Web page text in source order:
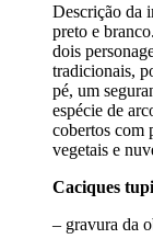
Descrição da
preto e
dois
tradicionais,
pé, um
espécie de
cobertos com
vegetais e
Caciques
– gravura da